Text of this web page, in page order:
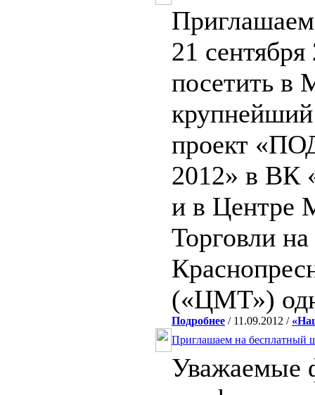
21 сентября
посетить в
проект
2012» в ВК
и в Центре
Торговли на
(«ЦМТ»)
Подробнее / 11.09.2012 /
Приглашаем на бесплатный
Уважаемые